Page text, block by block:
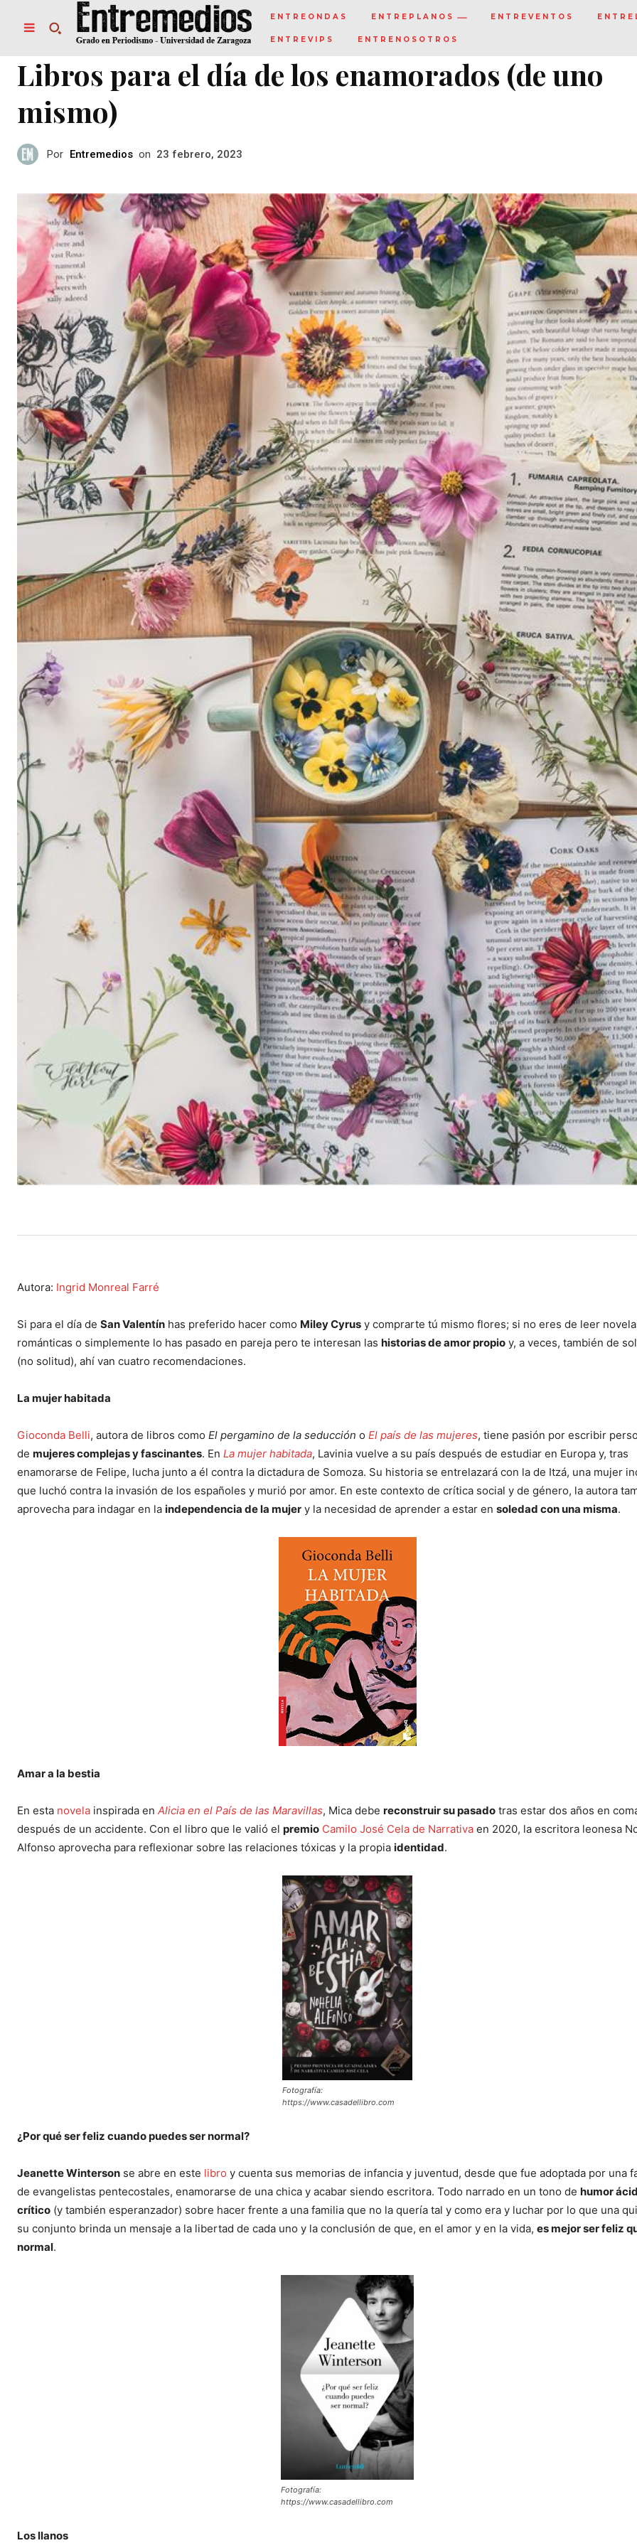
ENTREONDAS ENTREPLANOS ENTREVENTOS
ENTREVIPS ENTRENOSOTROS
Libros para el día de los enamorados (de uno
mismo)
Por Entremedios on 23 febrero, 2023
Autora: Ingrid Monreal Farré
Si para el día de San Valentín has preferido hacer como Miley Cyrus y comprarte tú mismo flores; si no eres de leer
románticas o simplemente lo has pasado en pareja pero te interesan las historias de amor propio y, a veces, también de
(no solitud), ahí van cuatro recomendaciones.
La mujer habitada
Gioconda Belli, autora de libros como El pergamino de la seducción o El país de las mujeres, tiene pasión por escribir
de mujeres complejas y fascinantes. En La mujer habitada, Lavinia vuelve a su país después de estudiar en Europa y, tras
enamorarse de Felipe, lucha junto a él contra la dictadura de Somoza. Su historia se entrelazará con la de Itzá, una mujer
que luchó contra la invasión de los españoles y murió por amor. En este contexto de crítica social y de género, la autora
aprovecha para indagar en la independencia de la mujer y la necesidad de aprender a estar en soledad con una misma.
Amar a la bestia
En esta novela inspirada en Alicia en el País de las Maravillas, Mica debe reconstruir su pasado tras estar dos años en
después de un accidente. Con el libro que le valió el premio Camilo José Cela de Narrativa en 2020, la escritora leonesa
Alfonso aprovecha para reflexionar sobre las relaciones tóxicas y la propia identidad.
Fotografía:
https://www.casadellibro.com
¿Por qué ser feliz cuando puedes ser normal?
Jeanette Winterson se abre en este libro y cuenta sus memorias de infancia y juventud, desde que fue adoptada por una
de evangelistas pentecostales, enamorarse de una chica y acabar siendo escritora. Todo narrado en un tono de humor
crítico (y también esperanzador) sobre hacer frente a una familia que no la quería tal y como era y luchar por lo que una
su conjunto brinda un mensaje a la libertad de cada uno y la conclusión de que, en el amor y en la vida, es mejor ser feliz
normal.
Fotografía:
https://www.casadellibro.com
Los llanos